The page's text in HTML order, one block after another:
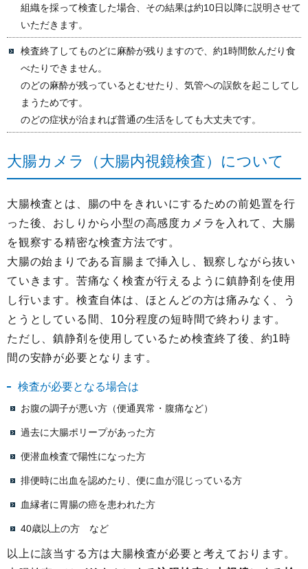
組織を採って検査した場合、その結果は約10日以降に説明させて
いただきます。
検査終了してものどに麻酔が残りますので、約1時間飲んだり食
べたりできません。
のどの麻酔が残っているとむせたり、気管への誤飲を起こしてし
まうためです。
のどの症状が治まれば普通の生活をしても大丈夫です。
大腸カメラ（大腸内視鏡検査）について
大腸検査とは、腸の中をきれいにするための前処置を行
った後、おしりから小型の高感度カメラを入れて、大腸
を観察する精密な検査方法です。
大腸の始まりである盲腸まで挿入し、観察しながら抜い
ていきます。苦痛なく検査が行えるように鎮静剤を使用
し行います。検査自体は、ほとんどの方は痛みなく、う
とうとしている間、10分程度の短時間で終わります。
ただし、鎮静剤を使用しているため検査終了後、約1時
間の安静が必要となります。
検査が必要となる場合は
お腹の調子が悪い方（便通異常・腹痛など）
過去に大腸ポリープがあった方
便潜血検査で陽性になった方
排便時に出血を認めたり、便に血が混じっている方
血縁者に胃腸の癌を患われた方
40歳以上の方 など
以上に該当する方は大腸検査が必要と考えております。